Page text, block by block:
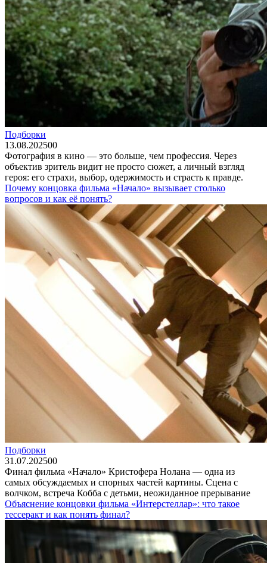
Подборки
13.08.202500
Фотография в кино — это больше, чем профессия. Через
объектив зритель видит не просто сюжет, а личный взгляд
героя: его страхи, выбор, одержимость и страсть к правде.
Почему концовка фильма «Начало» вызывает столько
вопросов и как её понять?
Подборки
31.07.202500
Финал фильма «Начало» Кристофера Нолана — одна из
самых обсуждаемых и спорных частей картины. Сцена с
волчком, встреча Кобба с детьми, неожиданное прерывание
Объяснение концовки фильма «Интерстеллар»: что такое
тессеракт и как понять финал?